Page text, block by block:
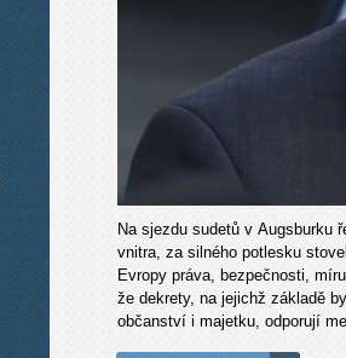
Na sjezdu sudetů v Augsburku
vnitra, za silného potlesku
Evropy práva, bezpečnosti,
že dekrety, na jejichž základě
občanství i majetku, odporují